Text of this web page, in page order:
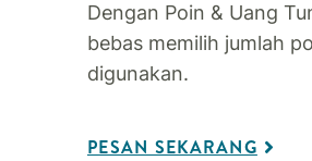
Dengan Poin & Uang
bebas memilih jumlah
digunakan.​
PESAN SEKARANG